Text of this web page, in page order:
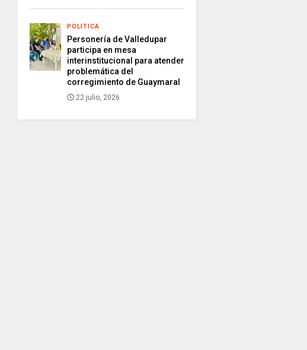
POLITICA
Personería de Valledupar
participa en mesa
interinstitucional para atender
problemática del
corregimiento de Guaymaral
22 julio, 2026